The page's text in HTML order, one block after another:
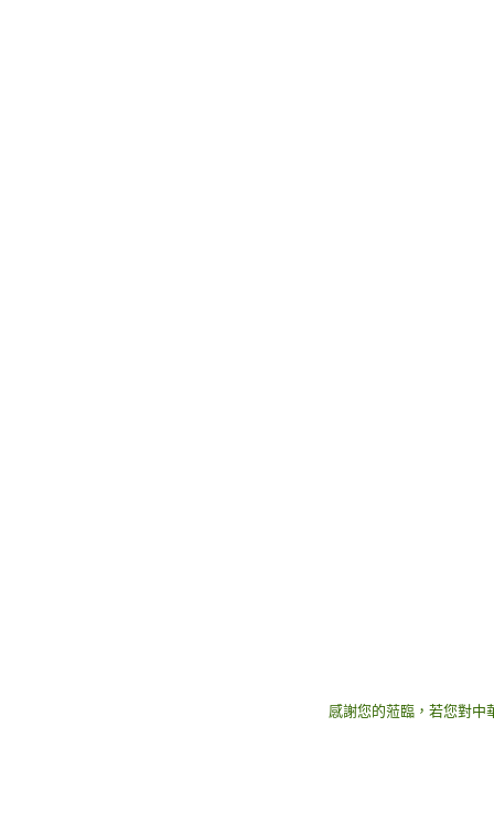
感謝您的蒞臨，若您對中